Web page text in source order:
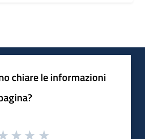
chiare le informazioni